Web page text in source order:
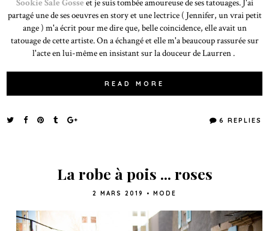
partagé une de ses oeuvres en story et une lectrice ( Jennifer, un vrai petit
ange ) m'a écrit pour me dire que, belle coincidence, elle avait un
tatouage de cette artiste. On a échangé et elle m'a beaucoup rassurée sur
l'acte en lui-même en insistant sur la douceur de Laurren .
READ MORE
6 REPLIES
La robe à pois ... roses
2 MARS 2019 • MODE